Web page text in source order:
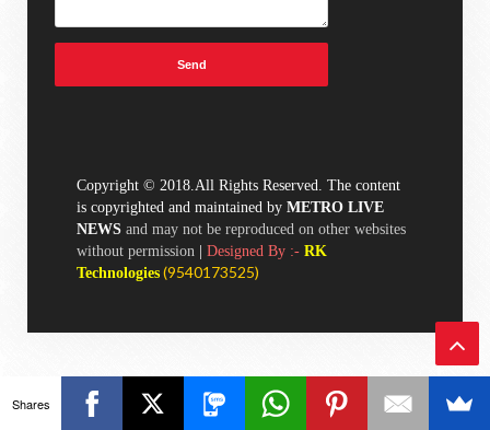
Copyright © 2018.All Rights Reserved. The content
is copyrighted and maintained by METRO LIVE
NEWS and may not be reproduced on other websites
without permission
Designed By :- RK
Technologies (9540173525)
Ba
Shares